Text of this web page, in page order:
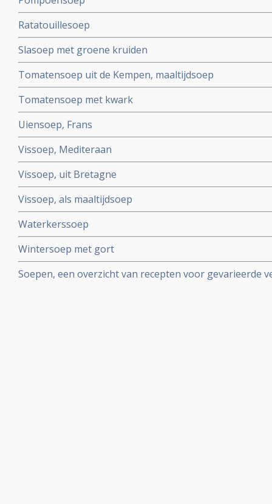
Ratatouillesoep
Slasoep met groene kruiden
Tomatensoep uit de Kempen, maaltijdsoep
Tomatensoep met kwark
Uiensoep, Frans
Vissoep, Mediteraan
Vissoep, uit Bretagne
Vissoep, als maaltijdsoep
Waterkerssoep
Wintersoep met gort
Soepen, een overzicht van recepten voor gevarieerde